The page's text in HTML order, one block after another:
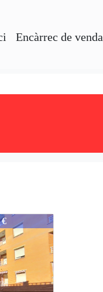
Encàrrec de venda
€